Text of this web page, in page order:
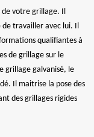
de votre grillage. Il
de travailler avec lui. Il
qualifiantes à
de grillage sur le
grillage galvanisé, le
Il maitrise la pose des
des grillages rigides